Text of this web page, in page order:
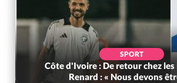
SPORT
Côte d'Ivoire : De retour chez les
Renard : « Nous devons être